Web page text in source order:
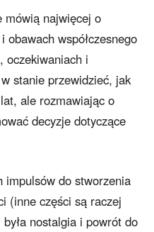
mówią najwięcej o
współczesnego
oczekiwaniach i
stanie przewidzieć, jak
ale rozmawiając o
decyzje dotyczące
impulsów do stworzenia
(inne części są raczej
nostalgia i powrót do